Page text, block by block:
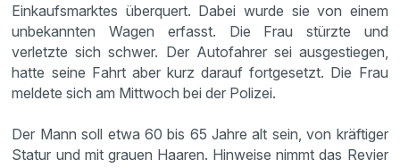
Einkaufsmarktes überquert. Dabei wurde sie von einem
unbekannten Wagen erfasst. Die Frau stürzte und
verletzte sich schwer. Der Autofahrer sei ausgestiegen,
hatte seine Fahrt aber kurz darauf fortgesetzt. Die Frau
meldete sich am Mittwoch bei der Polizei.
Der Mann soll etwa 60 bis 65 Jahre alt sein, von kräftiger
Statur und mit grauen Haaren. Hinweise nimmt das Revier